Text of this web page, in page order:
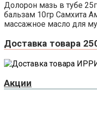
Долорон мазь в тубе
бальзам 10гр Самхита
массажное масло для
Доставка товара
Акции